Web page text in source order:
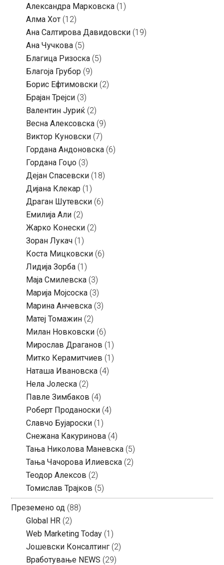
Александра Марковска (1)
Алма Хот (12)
Ана Салтирова Давидовски (19)
Ана Чучкова (5)
Благица Ризоска (5)
Благоја Грубор (9)
Борис Ефтимовски (2)
Брајан Трејси (3)
Валентин Јуриќ (2)
Весна Алексовска (9)
Виктор Куновски (7)
Гордана Андоновска (6)
Гордана Гоџо (3)
Дејан Спасевски (18)
Дијана Клекар (1)
Драган Шутевски (6)
Емилија Али (2)
Жарко Конески (2)
Зоран Лукач (1)
Коста Мицковски (6)
Лидија Зорба (1)
Маја Смилевска (3)
Марија Мојсоска (3)
Марина Анчевска (3)
Матеј Томажин (2)
Милан Новковски (6)
Мирослав Драганов (1)
Митко Керамитчиев (1)
Наташа Ивановска (4)
Нела Јолеска (2)
Павле Зимбаков (4)
Роберт Проданоски (4)
Славчо Бујароски (1)
Снежана Какуринова (4)
Тања Николова Маневска (5)
Тања Чачорова Илиевска (2)
Теодор Алексов (2)
Томислав Трајков (5)
Преземено од (88)
Global HR (2)
Web Marketing Today (1)
Јошевски Консалтинг (2)
Вработување NEWS (29)